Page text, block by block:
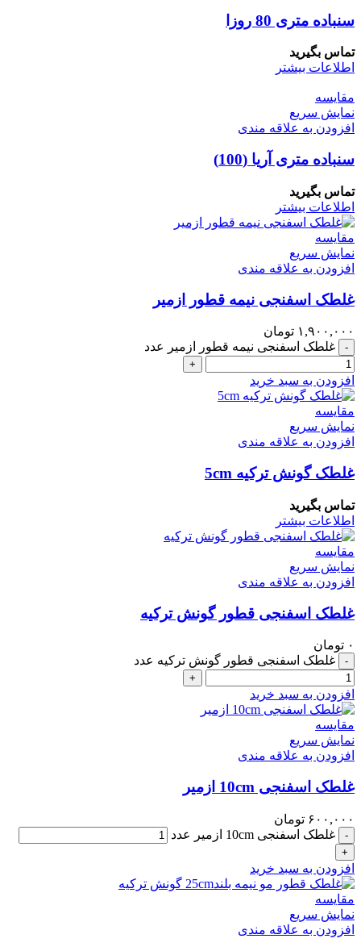
سنباده متری 80 روزا
تماس بگیرید
اطلاعات بیشتر
مقايسه
نمایش سریع
افزودن به علاقه مندی
سنباده متری آریا (100)
تماس بگیرید
اطلاعات بیشتر
مقايسه
نمایش سریع
افزودن به علاقه مندی
غلطک اسفنجی نیمه قطور ازمیر
۱,۹۰۰,۰۰۰ تومان
- غلطک اسفنجی نیمه قطور ازمیر عدد
+
افزودن به سبد خرید
مقايسه
نمایش سریع
افزودن به علاقه مندی
غلطک گونش ترکیه 5cm
تماس بگیرید
اطلاعات بیشتر
مقايسه
نمایش سریع
افزودن به علاقه مندی
غلطک اسفنجی قطور گونش ترکیه
۰ تومان
- غلطک اسفنجی قطور گونش ترکیه عدد
+
افزودن به سبد خرید
مقايسه
نمایش سریع
افزودن به علاقه مندی
غلطک اسفنجی 10cm ازمیر
۶۰۰,۰۰۰ تومان
- غلطک اسفنجی 10cm ازمیر عدد
+
افزودن به سبد خرید
مقايسه
نمایش سریع
افزودن به علاقه مندی